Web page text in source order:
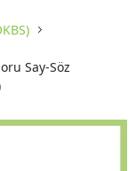
Say-Söz